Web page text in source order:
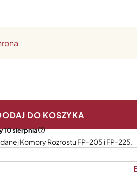
DO KOSZYKA
10 sierpnia
Komory Rozrostu FP-205 i FP-225.